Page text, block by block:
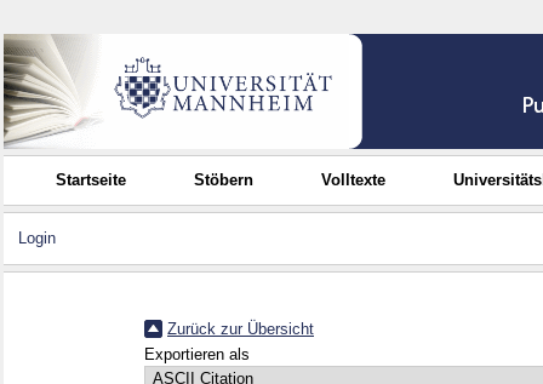
Startseite Stöbern Volltexte
Login
Zurück zur Übersicht
Exportieren als